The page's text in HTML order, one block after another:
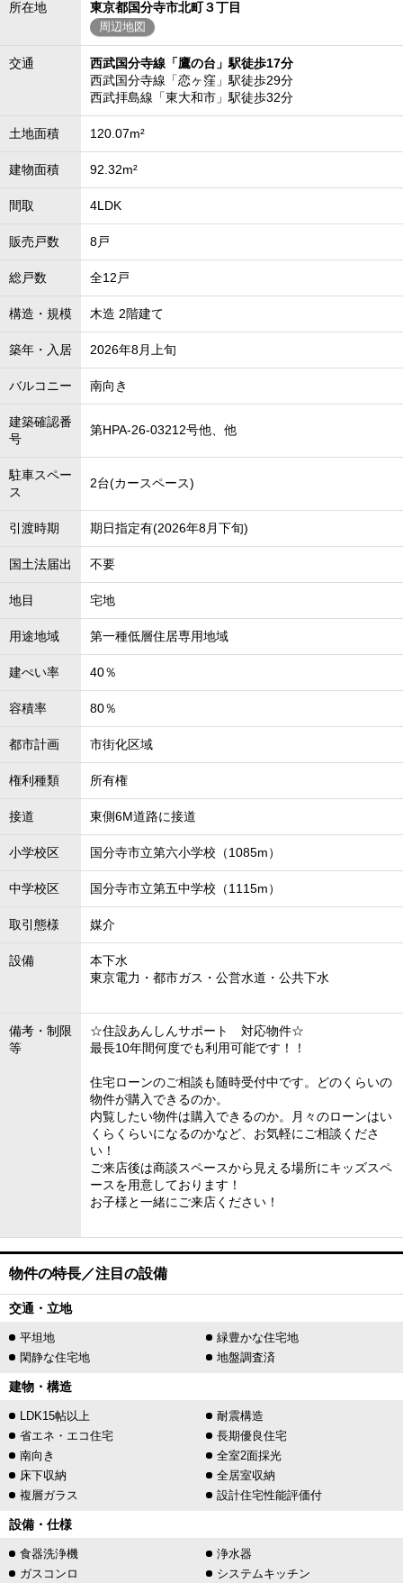
所在地 東京都国分寺市北町３丁目
周辺地図
交通
西武国分寺線「鷹の台」駅徒歩17分
西武国分寺線「恋ヶ窪」駅徒歩29分
西武拝島線「東大和市」駅徒歩32分
土地面積 120.07m²
建物面積 92.32m²
間取 4LDK
販売戸数 8戸
総戸数 全12戸
構造・規模 木造 2階建て
築年・入居 2026年8月上旬
バルコニー 南向き
建築確認番
号
第HPA-26-03212号他、他
駐車スペー
ス
2台(カースペース)
引渡時期 期日指定有(2026年8月下旬)
国土法届出 不要
地目 宅地
用途地域 第一種低層住居専用地域
建ぺい率 40％
容積率 80％
都市計画 市街化区域
権利種類 所有権
接道 東側6M道路に接道
小学校区 国分寺市立第六小学校（1085m）
中学校区 国分寺市立第五中学校（1115m）
取引態様 媒介
設備
本下水
東京電力・都市ガス・公営水道・公共下水
備考・制限
等
☆住設あんしんサポート 対応物件☆
最長10年間何度でも利用可能です！！
住宅ローンのご相談も随時受付中です。どのくらいの
物件が購入できるのか。
内覧したい物件は購入できるのか。月々のローンはい
くらくらいになるのかなど、お気軽にご相談くださ
い！
ご来店後は商談スペースから見える場所にキッズスペ
ースを用意しております！
お子様と一緒にご来店ください！
物件の特長／注目の設備
交通・立地
平坦地
緑豊かな住宅地
閑静な住宅地
地盤調査済
建物・構造
LDK15帖以上
耐震構造
省エネ・エコ住宅
長期優良住宅
南向き
全室2面採光
床下収納
全居室収納
複層ガラス
設計住宅性能評価付
設備・仕様
食器洗浄機
浄水器
ガスコンロ
システムキッチン